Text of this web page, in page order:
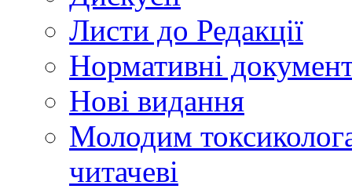
Листи до Редакції
Нормативні
Нові видання
Молодим
читачеві